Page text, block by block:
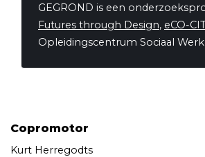
GEGROND is een
Futures through Design, eCO-
Opleidingscentrum Sociaal Werk.
Copromotor
Kurt Herregodts